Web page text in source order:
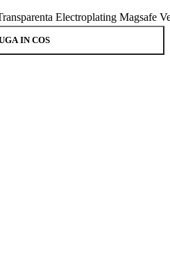
Electroplating Magsafe
IN COS